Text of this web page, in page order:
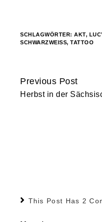
SCHLAGWÖRTER:AKT,
SCHWARZWEISS
,TATTOO
Continue
Reading
Previous Post
Herbst in der
This Post Has 2